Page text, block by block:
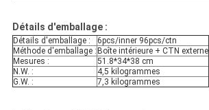
Détails d'emballage :
Détails d'emballage :
6pcs/inner 96pcs/ctn
Méthode d'emballage : Boîte intérieure + CTN externe
Mesures :
51.8*34*38 cm
N.W. :
4,5 kilogrammes
G.W. :
7,3 kilogrammes